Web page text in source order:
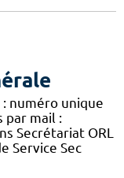
numéro unique
par mail :
Secrétariat ORL
Service Sec